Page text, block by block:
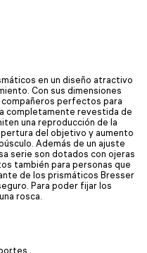
en un diseño atractivo
Con sus dimensiones
perfectos para
completamente revestida de
una reproducción de la
del objetivo y aumento
Además de un ajuste
serie son dotados con ojeras
también para personas que
de los prismáticos Bresser
Para poder fijar los
rosca.